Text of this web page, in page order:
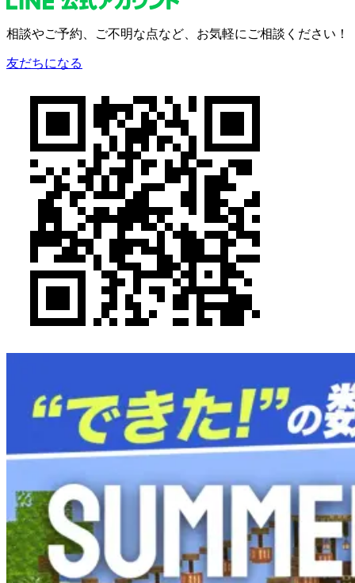
相談やご予約、 ご不明な点など、 お気軽にご相談ください！
友だちになる